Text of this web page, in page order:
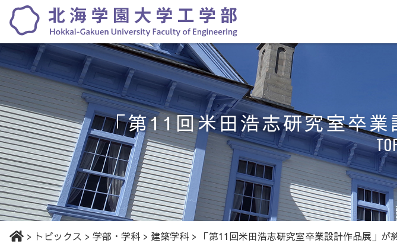
「第11回米田浩志研究室卒
> トピックス > 学部・学科 > 建築学科 > 「第11回米田浩志研究室卒業設計作品展」が